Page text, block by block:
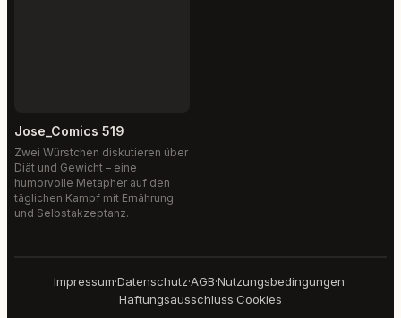
Jose_Comics 519
Zwei Würstchen diskutieren über
Diät und Gewicht – eine
humorvolle Metapher auf den
täglichen Kampf mit Ernährung
und Selbstakzeptanz.
Impressum·Datenschutz·AGB·Nutzungsbedingungen·
Haftungsausschluss·Cookies